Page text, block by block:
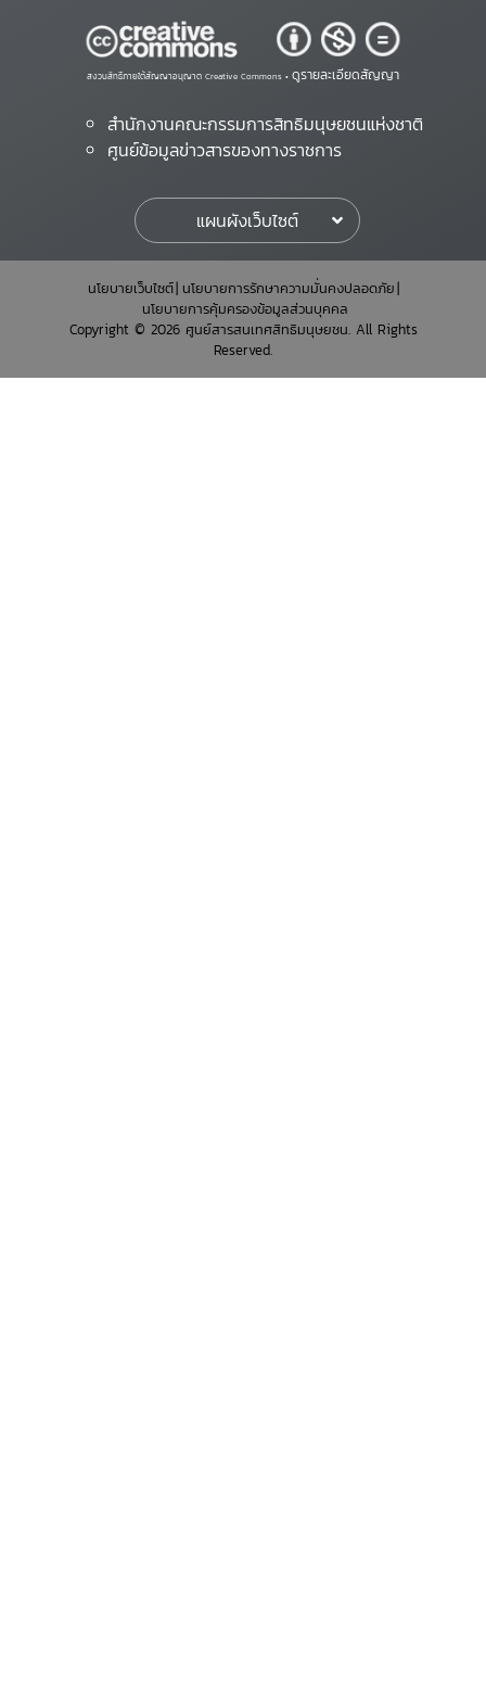
สงวนสิทธิ์ภายใต้สัญญาอนุญาต Creative Commons • ดูรายละเอียดสัญญา
สำนักงานคณะกรรมการสิทธิมนุษยชนแห่งชาติ
ศูนย์ข้อมูลข่าวสารของทางราชการ
แผนผังเว็บไซต์
นโยบายเว็บไซต์ นโยบายการรักษาความมั่นคงปลอดภัย
นโยบายการคุ้มครองข้อมูลส่วนบุคคล
Copyright © 2026 ศูนย์สารสนเทศสิทธิมนุษยชน. All Rights
Reserved.